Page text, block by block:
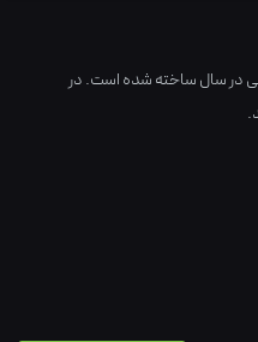
در سال ساخته شده است. در